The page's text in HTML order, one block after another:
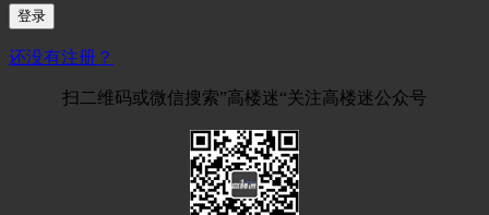
登录
还没有注册？
扫二维码或微信搜索”高楼迷“关注高楼迷公众号